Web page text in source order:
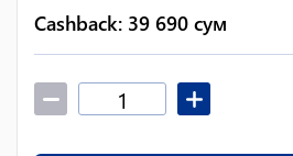
Cashback: 39 690 сум